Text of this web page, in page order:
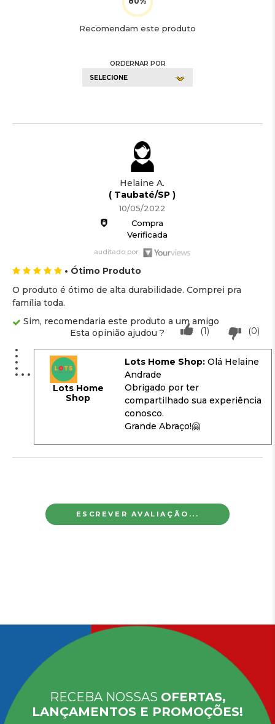
Recomendam este produto
ORDERNAR POR
SELECIONE
Helaine A.
( Taubaté/SP )
10/05/2022
Compra
Verificada
auditado por:
• Ótimo Produto
O produto é ótimo de alta durabilidade. Comprei pra
família toda.
Sim, recomendaria este produto a um amigo
(0)
(1)
Esta opinião ajudou ?
Lots Home
Shop
Lots Home Shop: Olá Helaine
Andrade
Obrigado por ter
compartilhado sua experiência
conosco.
Grande Abraço!🤗
ESCREVER AVALIAÇÃO...
RECEBA NOSSAS OFERTAS,
LANÇAMENTOS E PROMOÇÕES!